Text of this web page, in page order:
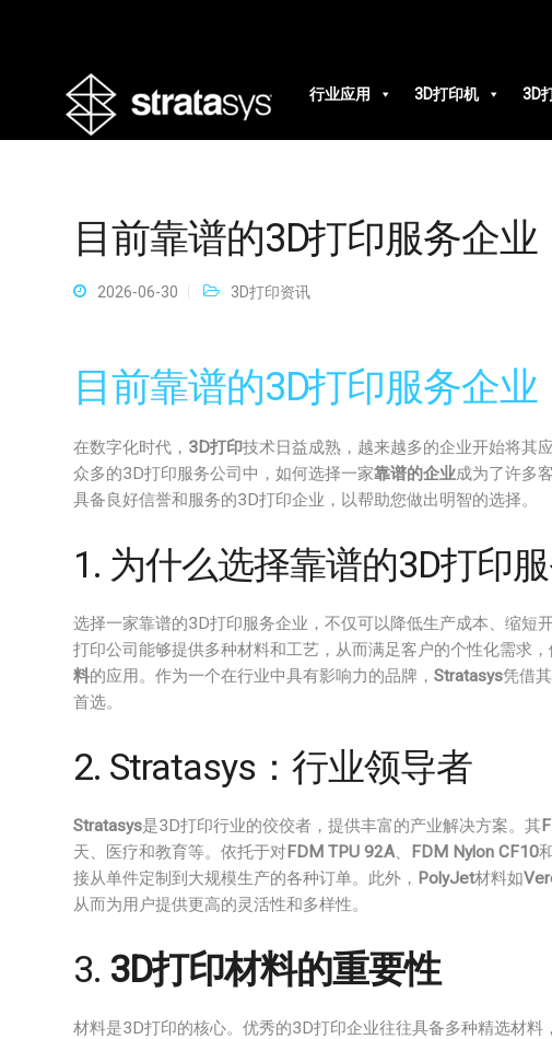
行业应用
3D打印机 3D
目前靠谱的3D打印服务企业
2026-06-30 3D打印资讯
目前靠谱的3D打印服务企业
在数字化时代， 3D打印技术日益成熟，越来越多的企业开始将其
众多的3D打印服务公司中，如何选择一家靠谱的企业成为了许多
具备良好信誉和服务的3D打印企业，以帮助您做出明智的选择。
1. 为什么选择靠谱的3D打印
选择一家靠谱的3D打印服务企业，不仅可以降低生产成本、缩短
打印公司能够提供多种材料和工艺，从而满足客户的个性化需求
料的应用。作为一个在行业中具有影响力的品牌， Stratasys凭借
首选。
2. Stratasys：行业领导者
Stratasys是3D打印行业的佼佼者，提供丰富的产业解决方案。其
天、医疗和教育等。依托于对FDM TPU 92A、 FDM Nylon CF10
接从单件定制到大规模生产的各种订单。此外， PolyJet材料如
从而为用户提供更高的灵活性和多样性。
3. 3D打印材料的重要性
材料是3D打印的核心。优秀的3D打印企业往往具备多种精选材